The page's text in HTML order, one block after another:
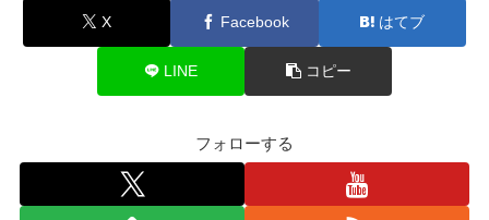
X Facebook はてブ
LINE コピー
フォローする